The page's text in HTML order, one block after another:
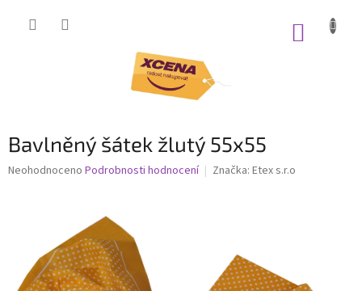
Bavlněný šátek žlutý 55x55
Průměrné
hvězdiček.
Neohodnoceno Podrobnosti hodnocení Značka: Etex s.r.o